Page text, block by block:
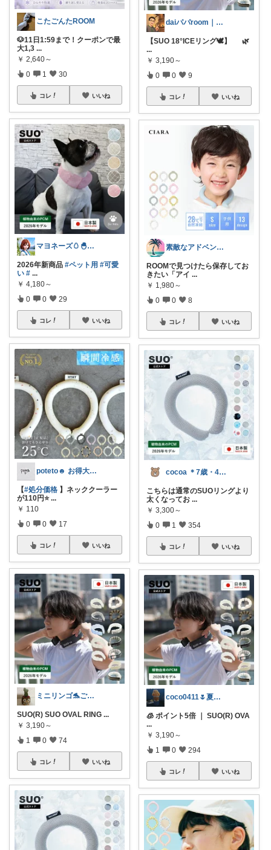
こたごんたROOM
🐶11日1:59まで！クーポンで最
大1,3 ...
￥ 2,640～
0 1 30
コレ いいね
マヨネーズ🥚‪🐣✨️お礼はプロフで♪
2026年新商品 #ペット用 #可愛
い # ...
￥ 4,180～
0 0 29
コレ いいね
poteto☻ お得大好き💜
【#処分価格 】ネッククーラー
が110円⭐ ...
￥ 110
0 0 17
コレ いいね
ミニリンゴ🐬ご縁に感謝🌻ありがとう
SUO(R) SUO OVAL RING ...
￥ 3,190～
1 0 74
コレ いいね
daiパパroom｜育児×便利グッズ
【SUO 18°ICEリング🕊️】 🌿
...
￥ 3,190～
0 0 9
コレ いいね
素敵なアドベンチャー🌿
ROOMで見つけたら保存してお
きたい「アイ ...
￥ 1,980～
0 0 8
コレ いいね
cocoa ＊7歳・4歳姉妹ママ
こちらは通常のSUOリングより
太くなってお ...
￥ 3,300～
0 1 354
コレ いいね
coco0411🌷夏グッズ色々🌻
🧊 ポイント5倍 ｜ SUO(R) OVA
...
￥ 3,190～
1 0 294
コレ いいね